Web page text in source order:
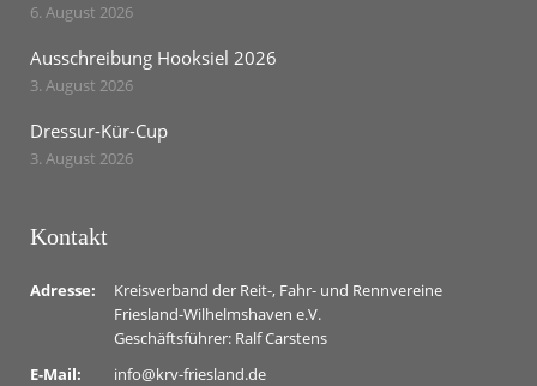
6. August 2026
Ausschreibung Hooksiel 2026
3. August 2026
Dressur-Kür-Cup
3. August 2026
Kontakt
Adresse:
Kreisverband der Reit-, Fahr- und Rennvereine
Friesland-Wilhelmshaven e.V.
Geschäftsführer: Ralf Carstens
E-Mail:
info@krv-friesland.de